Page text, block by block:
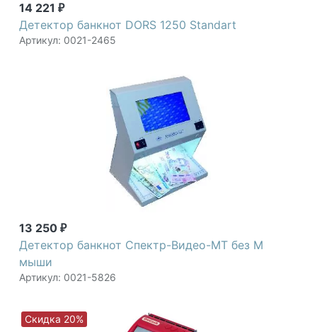
14 221 ₽
Детектор банкнот DORS 1250 Standart
Артикул: 0021-2465
13 250 ₽
Детектор банкнот Спектр-Видео-МТ без М
мыши
Артикул: 0021-5826
Скидка 20%